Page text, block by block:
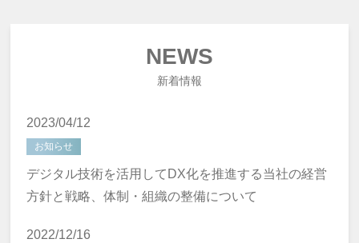
NEWS
新着情報
2023/04/12
お知らせ
デジタル技術を活用してDX化を推進する当社の経営
方針と戦略、体制・組織の整備について
2022/12/16